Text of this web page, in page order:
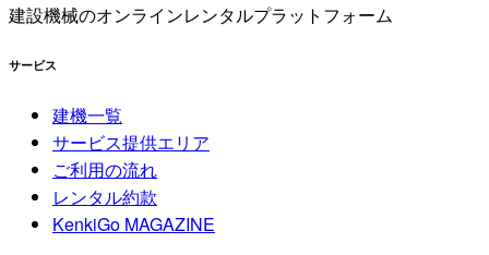
建設機械のオンラインレンタルプラットフォーム
サービス
建機一覧
サービス提供エリア
ご利用の流れ
レンタル約款
KenkiGo MAGAZINE